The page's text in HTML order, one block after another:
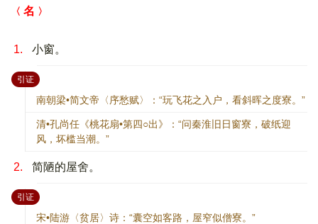
名
1. 小窗。
引证：
南朝梁•简文帝〈序愁赋〉：“玩飞花之入户，看斜晖之度寮。”
清•孔尚任《桃花扇•第四○出》：“问秦淮旧日窗寮，破纸迎
风，坏槛当潮。”
2. 简陋的屋舍。
引证：
宋•陆游〈贫居〉诗：“囊空如客路，屋窄似僧寮。”